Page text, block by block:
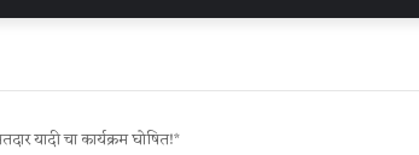
यादी चा कार्यक्रम घोषित!*